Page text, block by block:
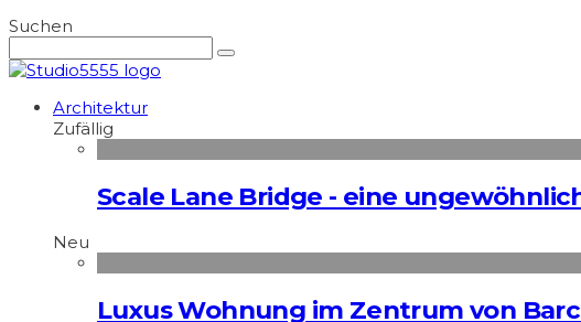
Suchen
Architektur
Zufällig
Scale Lane Bridge - eine
Neu
Luxus Wohnung im Zentrum von